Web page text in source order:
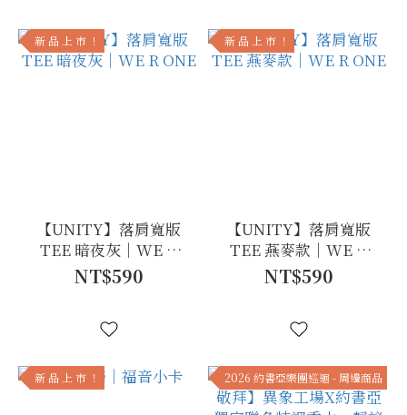
新 品 上 市 ！
【UNITY】落肩寬版
TEE 暗夜灰｜WE R
ONE
NT$590
新 品 上 市 ！
【UNITY】落肩寬版
TEE 燕麥款｜WE R
ONE
NT$590
新 品 上 市 ！ 2026 約書亞樂團巡迴 - 周邊商品